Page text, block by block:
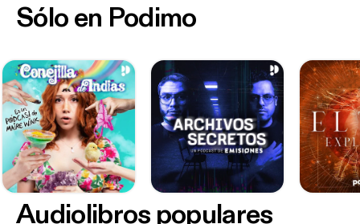
Sólo en Podimo
Audiolibros populares